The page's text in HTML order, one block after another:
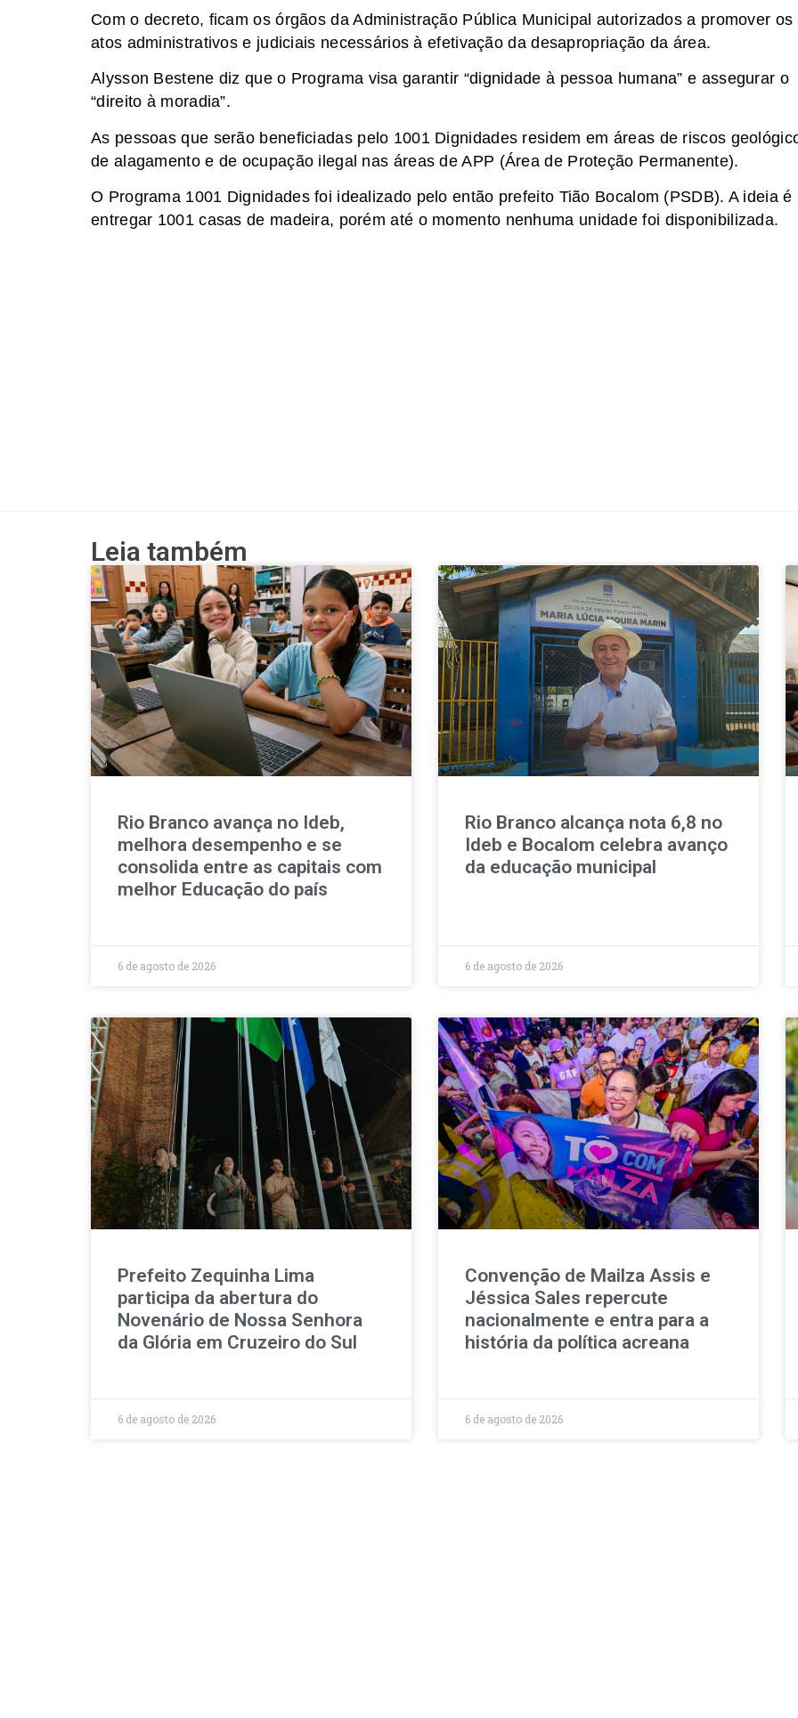
Com o decreto, ficam os órgãos da Administração Pública Municipal autorizados a promover os
atos administrativos e judiciais necessários à efetivação da desapropriação da área.
Alysson Bestene diz que o Programa visa garantir “dignidade à pessoa humana” e assegurar o
“direito à moradia”.
As pessoas que serão beneficiadas pelo 1001 Dignidades residem em áreas de riscos
de alagamento e de ocupação ilegal nas áreas de APP (Área de Proteção Permanente).
O Programa 1001 Dignidades foi idealizado pelo então prefeito Tião Bocalom (PSDB). A ideia é
entregar 1001 casas de madeira, porém até o momento nenhuma unidade foi disponibilizada.
Leia também
Rio Branco avança no Ideb,
melhora desempenho e se
consolida entre as capitais com
melhor Educação do país
6 de agosto de 2026
Rio Branco alcança nota 6,8 no
Ideb e Bocalom celebra avanço
da educação municipal
6 de agosto de 2026
Prefeito Zequinha Lima
participa da abertura do
Novenário de Nossa Senhora
da Glória em Cruzeiro do Sul
6 de agosto de 2026
Convenção de Mailza Assis e
Jéssica Sales repercute
nacionalmente e entra para a
história da política acreana
6 de agosto de 2026